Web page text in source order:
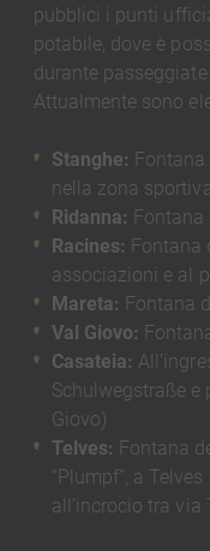
pubblici i punti
potabile, dove è
durante
Attualmente sono
Stanghe:
nella zona sportiva
Ridanna: Fontana
Racines: Fontana
associazioni e al
Mareta: Fontana
Val Giovo:
Casateia:
Schulwegstraße e
Giovo)
Telves: Fontana
“Plumpf”, a
all’incrocio tra via